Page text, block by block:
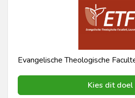
Evangelische Theologische
Kies dit doel